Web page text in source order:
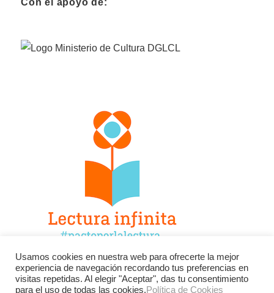
Facebook Twitter
Instagram
Usamos cookies en nuestra web para ofrecerte la mejor
experiencia de navegación recordando tus preferencias en
visitas repetidas. Al elegir "Aceptar", das tu consentimiento
para el uso de todas las cookies.Política de Cookies